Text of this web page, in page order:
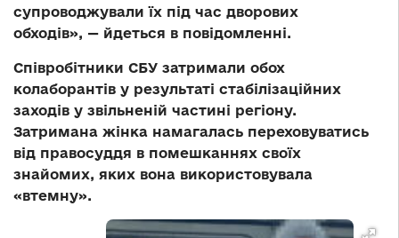
супроводжували їх під час дворових
обходів», — йдеться в повідомленні.
Співробітники СБУ затримали обох
колаборантів у результаті стабілізаційних
заходів у звільненій частині регіону.
Затримана жінка намагалась переховуватись
від правосуддя в помешканнях своїх
знайомих, яких вона використовувала
«втемну».